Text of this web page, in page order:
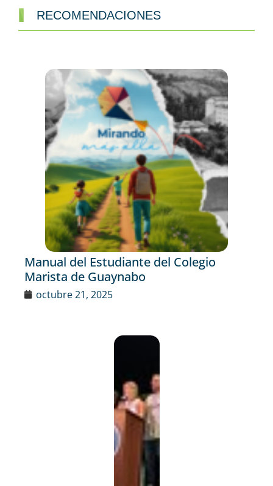
RECOMENDACIONES
Manual del Estudiante del Colegio
Marista de Guaynabo
octubre 21, 2025